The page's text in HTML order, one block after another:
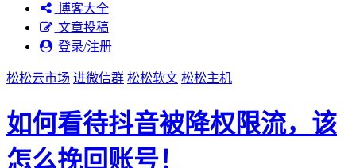
博客大全
文章投稿
登录/注册
松松云市场 进微信群 松松软文 松松主机
如何看待抖音被降权限流，该
怎么挽回账号！